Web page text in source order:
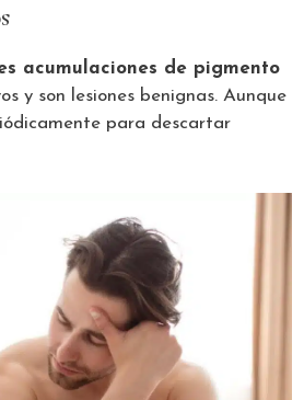
acumulaciones de pigmento
y son lesiones benignas. Aunque
para descartar